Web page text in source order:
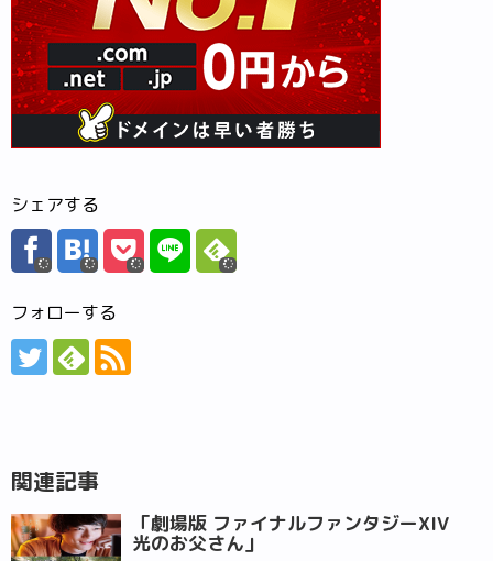
シェアする
フォローする
関連記事
「劇場版 ファイナルファンタジーXIV
光のお父さん」